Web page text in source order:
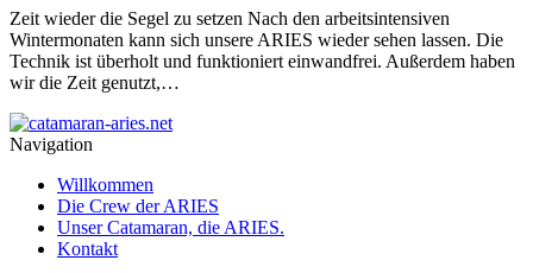
Zeit wieder die Segel zu setzen Nach den arbeitsintensiven
Wintermonaten kann sich unsere ARIES wieder sehen lassen. Die
Technik ist überholt und funktioniert einwandfrei. Außerdem haben
wir die Zeit genutzt,…
Navigation
Willkommen
Die Crew der ARIES
Unser Catamaran, die ARIES.
Kontakt